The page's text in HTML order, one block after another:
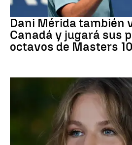
Dani Mérida también
Canadá y jugará sus
octavos de Masters